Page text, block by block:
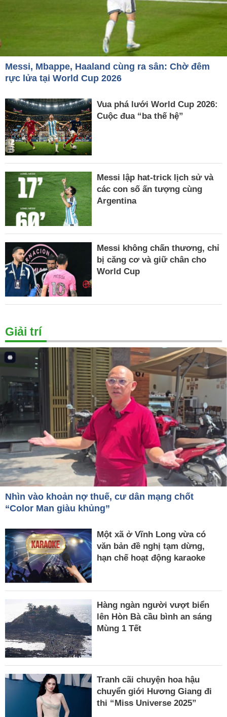
Messi, Mbappe, Haaland cùng ra sân: Chờ đêm
rực lửa tại World Cup 2026
Vua phá lưới World Cup 2026:
Cuộc đua “ba thế hệ”
Messi lập hat-trick lịch sử và
các con số ấn tượng cùng
Argentina
Messi không chấn thương, chỉ
bị căng cơ và giữ chân cho
World Cup
Giải trí
Nhìn vào khoản nợ thuế, cư dân mạng chốt
“Color Man giàu khủng”
Một xã ở Vĩnh Long vừa có
văn bản đề nghị tạm dừng,
hạn chế hoạt động karaoke
Hàng ngàn người vượt biển
lên Hòn Bà cầu bình an sáng
Mùng 1 Tết
Tranh cãi chuyện hoa hậu
chuyển giới Hương Giang đi
thi “Miss Universe 2025”